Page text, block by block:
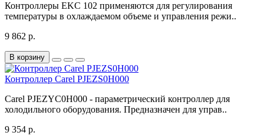
Контроллеры EKC 102 применяются для регулирования
температуры в охлаждаемом объеме и управления режи..
9 862 р.
В корзину
Контроллер Carel PJEZS0H000
Carel PJEZYC0H000 - параметрический контроллер для
холодильного оборудования. Предназначен для управ..
9 354 р.